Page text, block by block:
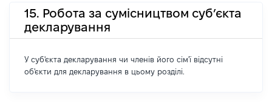
15. Робота за сумісництвом суб’єкта
декларування
У суб'єкта декларування чи членів його сім'ї відсутні
об'єкти для декларування в цьому розділі.